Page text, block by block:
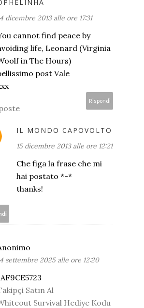
dicembre 2013 alle ore 17:31
cannot find peace by
life, Leonard (Virginia
in The Hours)
post Vale
Rispondi
IL MONDO CAPOVOLTO
15 dicembre 2013 alle ore 12:21
Che figa la frase che mi
hai postato *-*
thanks!
settembre 2025 alle ore 12:20
Satın Al
Survival Hediye Kodu